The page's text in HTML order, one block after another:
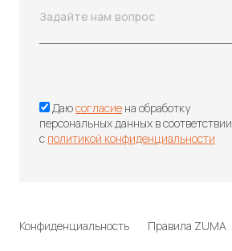
Даюсогласие на обработку
персональных данных в соответствии
с политикой конфиденциальности
Конфиденциальность Правила ZUMA